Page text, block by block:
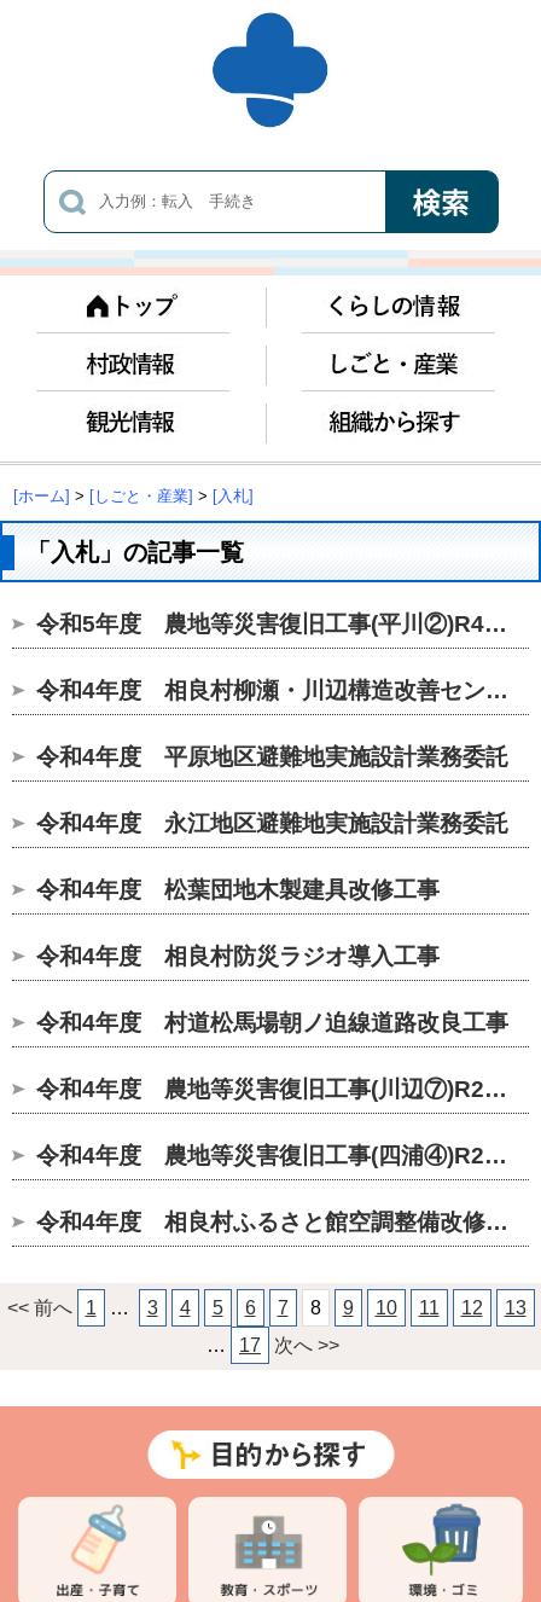
[ホーム] > [しごと・産業] > [入札]
「入札」の記事一覧
令和5年度 農地等災害復旧工事(平川②)R4現年繰
令和4年度 相良村柳瀬・川辺構造改善センタートイレ改修工事
令和4年度 平原地区避難地実施設計業務委託
令和4年度 永江地区避難地実施設計業務委託
令和4年度 松葉団地木製建具改修工事
令和4年度 相良村防災ラジオ導入工事
令和4年度 村道松馬場朝ノ迫線道路改良工事
令和4年度 農地等災害復旧工事(川辺⑦)R2過年
令和4年度 農地等災害復旧工事(四浦④)R2過年
令和4年度 相良村ふるさと館空調整備改修工事
<< 前へ 1 … 3 4 5 6 7 8 9 10 11 12
13
…
17 次へ >>